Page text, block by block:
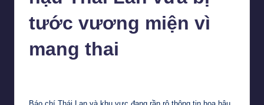
tước vương miện vì
mang thai